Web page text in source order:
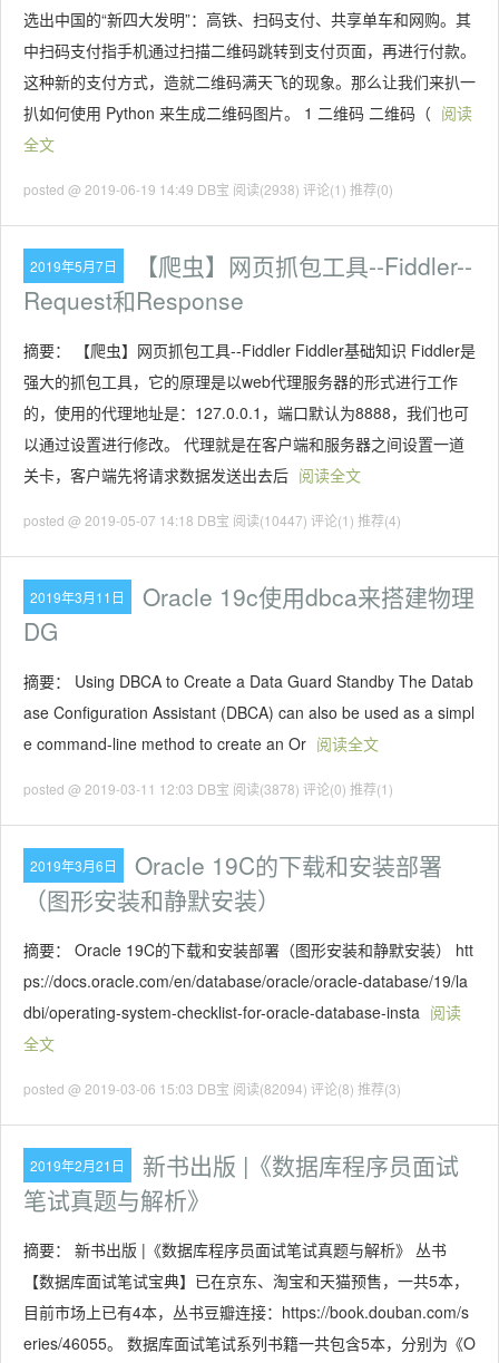
选出中国的“新四大发明”：高铁、扫码支付、共享单车和网购。其
中扫码支付指手机通过扫描二维码跳转到支付页面，再进行付款。
这种新的支付方式，造就二维码满天飞的现象。那么让我们来扒一
扒如何使用 Python 来生成二维码图片。 1 二维码 二维码（ 阅读
全文
posted @ 2019-06-19 14:49 DB宝 阅读(2938) 评论(1) 推荐(0)
2019年5月7日
【爬虫】网页抓包工具--Fiddler--
Request和Response
摘要： 【爬虫】网页抓包工具--Fiddler Fiddler基础知识 Fiddler是
强大的抓包工具，它的原理是以web代理服务器的形式进行工作
的，使用的代理地址是：127.0.0.1，端口默认为8888，我们也可
以通过设置进行修改。 代理就是在客户端和服务器之间设置一道
关卡，客户端先将请求数据发送出去后 阅读全文
posted @ 2019-05-07 14:18 DB宝 阅读(10447) 评论(1) 推荐(4)
2019年3月11日
Oracle 19c使用dbca来搭建物理
DG
摘要： Using DBCA to Create a Data Guard Standby The Datab
ase Configuration Assistant (DBCA) can also be used as a simpl
e command-line method to create an Or 阅读全文
posted @ 2019-03-11 12:03 DB宝 阅读(3878) 评论(0) 推荐(1)
2019年3月6日
Oracle 19C的下载和安装部署
（图形安装和静默安装）
摘要： Oracle 19C的下载和安装部署（图形安装和静默安装） htt
ps://docs.oracle.com/en/database/oracle/oracle-database/19/la
dbi/operating-system-checklist-for-oracle-database-insta 阅读
全文
posted @ 2019-03-06 15:03 DB宝 阅读(82094) 评论(8) 推荐(3)
2019年2月21日
新书出版 |《数据库程序员面试
笔试真题与解析》
摘要： 新书出版 |《数据库程序员面试笔试真题与解析》 丛书
【数据库面试笔试宝典】已在京东、淘宝和天猫预售，一共5本，
目前市场上已有4本，丛书豆瓣连接：https://book.douban.com/s
eries/46055。 数据库面试笔试系列书籍一共包含5本，分别为《O